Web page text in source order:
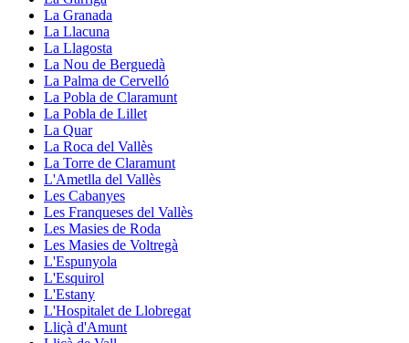
La Granada
La Llacuna
La Llagosta
La Nou de Berguedà
La Palma de Cervelló
La Pobla de Claramunt
La Pobla de Lillet
La Quar
La Roca del Vallès
La Torre de Claramunt
L'Ametlla del Vallès
Les Cabanyes
Les Franqueses del Vallès
Les Masies de Roda
Les Masies de Voltregà
L'Espunyola
L'Esquirol
L'Estany
L'Hospitalet de Llobregat
Lliçà d'Amunt